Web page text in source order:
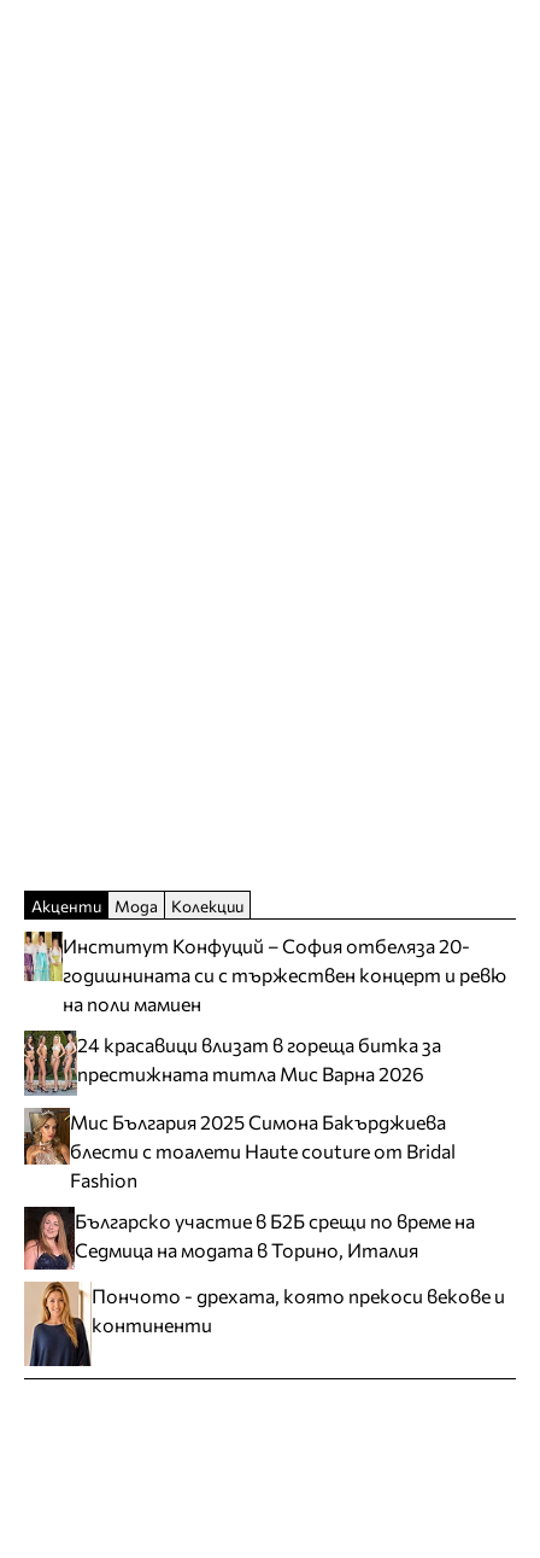
Акценти Мода Колекции
Институт Конфуций – София отбеляза 20-
годишнината си с тържествен концерт и ревю
на поли мамиен
24 красавици влизат в гореща битка за
престижната титла Мис Варна 2026
Мис България 2025 Симона Бакърджиева
блести с тоалети Haute couture от Bridal
Fashion
Българско участие в Б2Б срещи по време на
Седмица на модата в Торино, Италия
Пончото - дрехата, която прекоси векове и
континенти